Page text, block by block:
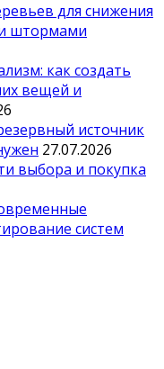
для снижения
штормами
как создать
вещей и
источник
27.07.2026
выбора и покупка
систем